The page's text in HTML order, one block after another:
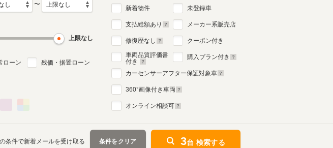
〜
上限なし
ローン 残価・据置ローン
新着物件
支払総額あり
修復歴なし
車両品質評価書
付き
未登録車
メーカー系販売店
クーポン付き
購入プラン付き
カーセンサーアフター保証対象車
360°画像付き車両
オンライン相談可
条件で新着メールを受け取る 条件をクリア 3台 検索する